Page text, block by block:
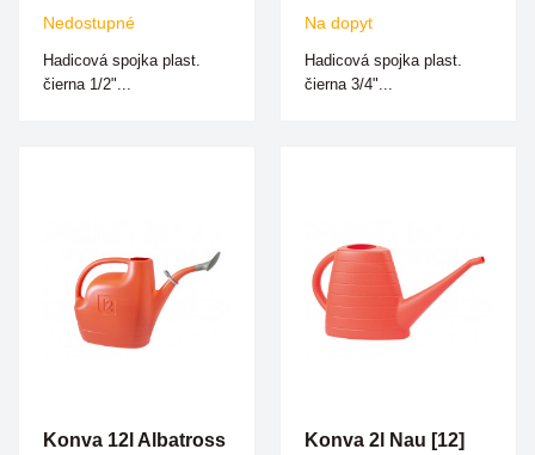
Nedostupné
Hadicová spojka plast.
čierna 1/2"...
Na dopyt
Hadicová spojka plast.
čierna 3/4"...
Konva 12l Albatross
Konva 2l Nau [12]